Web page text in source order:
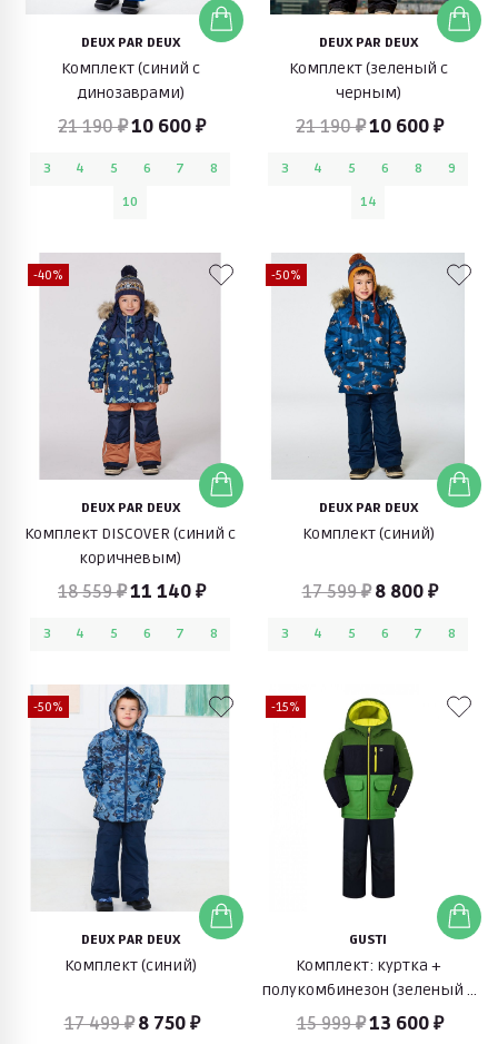
DEUX PAR DEUX
Комплект (синий с
динозаврами)
21 190 ₽10 600 ₽
3 4 5 6 7
8
10
DEUX PAR DEUX
Комплект (зеленый с
черным)
21 190 ₽10 600 ₽
3 4 5 6 8
9
14
-40%
DEUX PAR DEUX
Комплект DISCOVER (синий с
коричневым)
18 559 ₽11 140 ₽
3 4 5 6 7 8
-50%
DEUX PAR DEUX
Комплект (синий)
17 599 ₽ 8 800 ₽
3 4 5 6 7 8
-50%
DEUX PAR DEUX
Комплект (синий)
17 499 ₽ 8 750 ₽
-15%
GUSTI
Комплект: куртка +
полукомбинезон (зеленый с
синим)
15 999 ₽13 600 ₽